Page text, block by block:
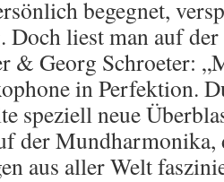
begegnet,
Doch liest man auf
& Georg Schroeter:
in Perfektion.
speziell neue
der
aus aller Welt